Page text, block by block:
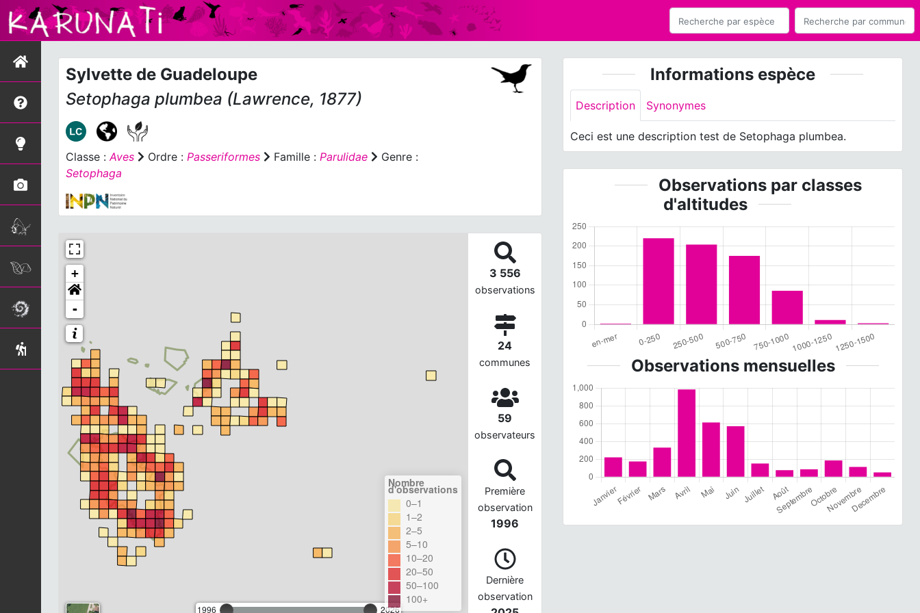
Sylvette de Guadeloupe
Setophaga plumbea (Lawrence, 1877)
Classe :Aves Ordre : Passeriformes Famille : Parulidae
Genre :
Setophaga
+
-
1996 2026
Nombre
d'observations
0–1
1–2
2–5
5–10
10–20
20–50
50–100
100+
3 556
observations
24
communes
59
observateurs
Première
observation
1996
Dernière
observation
Informations espèce
Description Synonymes
Ceci est une description test de Setophaga plumbea.
Observations par classes
d'altitudes
Observations mensuelles